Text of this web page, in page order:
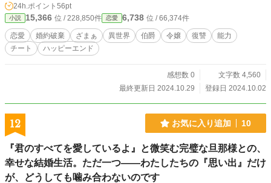
24h.ポイント 56pt
小説 15,366 位 / 228,850件 恋愛 6,738 位 / 66,374件
恋愛 婚約破棄 ざまぁ 異世界 伯爵 令嬢 復讐
能力
チート
ハッピーエンド
感想数 0
文字数 4,560
最終更新日 2024.10.29
登録日 2024.10.02
12 お気に入り追加 10
『君のすべてを愛しているよ』と微笑む完璧な旦那様との、
幸せな結婚生活。ただ一つ——わたしたちの『思い出』だけ
が、どうしても噛み合わないのです